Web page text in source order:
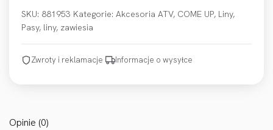
SKU: 881953 Kategorie: Akcesoria ATV, COME UP, Liny,
Pasy, liny, zawiesia
Zwroty i reklamacje· Informacje o wysyłce
Opinie (0)